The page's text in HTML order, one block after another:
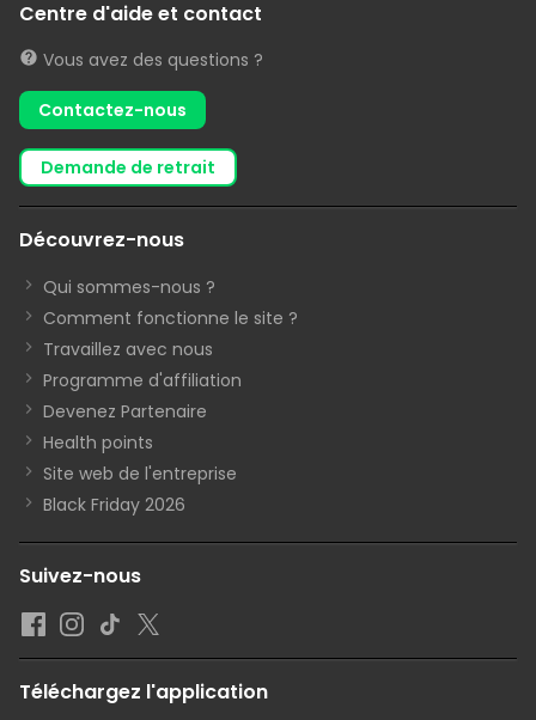
Centre d'aide et contact
Vous avez des questions ?
Contactez-nous
demande de retrait
Découvrez-nous
Qui sommes-nous ?
Comment fonctionne le site ?
Travaillez avec nous
Programme d'affiliation
Devenez Partenaire
Health points
Site web de l'entreprise
Black Friday 2026
Suivez-nous
Téléchargez l'application